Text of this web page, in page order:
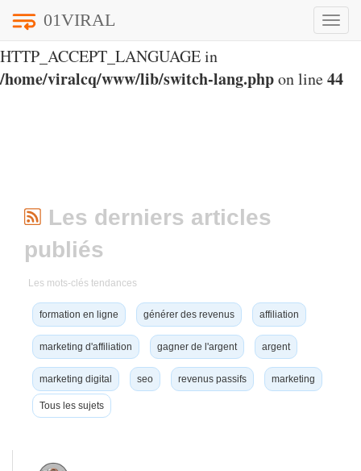
Notice
HTTP_ACCEPT_LANGUAGE in
/home/viralcq/www/lib/switch-lang.phpon line44
Toggle
01VIRAL
Les derniers articles
publiés
Les mots-clés tendances
formation en ligne générer des revenus affiliation
marketing d'affiliation gagner de l'argent argent
marketing digital seo revenus passifs marketing
Tous les sujets